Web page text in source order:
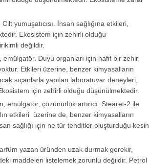
Cilt yumuşatıcısı. İnsan sağlığına etkileri,
Ekosistem için zehirli olduğu
değildir.
emülgatör. Duyu organları için hafif bir zehir
Etkileri üzerine, benzer kimyasalların
sıçanlarla yapılan laboratuvar deneyleri,
için zehirli olduğu düşünülmektedir.
emülgatör, çözünürlük artırıcı. Stearet-2 ile
etkileri üzerine de, benzer kimyasalların
sağlığı için ne tür tehditler oluşturduğu kesin
yazan üründen uzak durmak gerekir,
maddeleri listelemek zorunlu değildir. Petrol